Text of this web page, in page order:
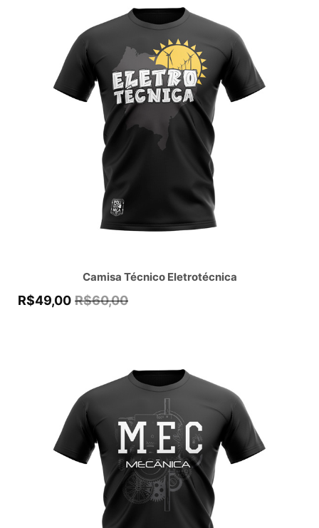
Camisa Técnico Eletrotécnica
R$60,00
R$49,00